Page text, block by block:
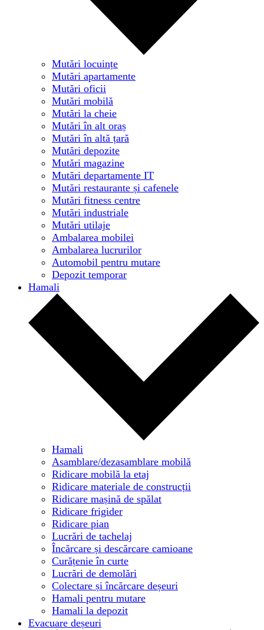
Mutări locuințe
Mutări apartamente
Mutări oficii
Mutări mobilă
Mutări la cheie
Mutări în alt oraș
Mutări în altă țară
Mutări depozite
Mutări magazine
Mutări departamente IT
Mutări restaurante și cafenele
Mutări fitness centre
Mutări industriale
Mutări utilaje
Ambalarea mobilei
Ambalarea lucrurilor
Automobil pentru mutare
Depozit temporar
Hamali
Hamali
Asamblare/dezasamblare mobilă
Ridicare mobilă la etaj
Ridicare materiale de construcții
Ridicare mașină de spălat
Ridicare frigider
Ridicare pian
Lucrări de tachelaj
Încărcare și descărcare camioane
Curățenie în curte
Lucrări de demolări
Colectare și încărcare deșeuri
Hamali pentru mutare
Hamali la depozit
Evacuare deșeuri